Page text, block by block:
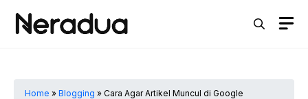
Home » Blogging » Cara Agar Artikel Muncul di Google